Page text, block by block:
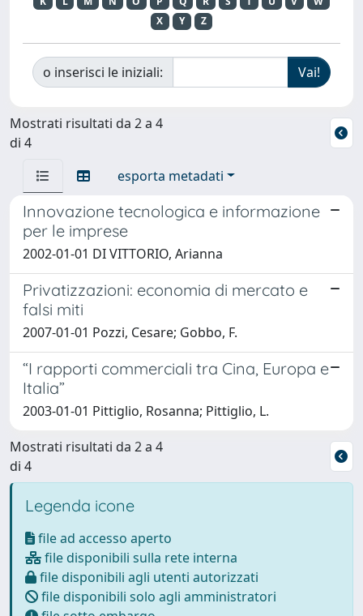
X
Y Z
o inserisci le iniziali:
Mostrati risultati da 2 a 4
di 4
esporta metadati
Innovazione tecnologica e informazione
per le imprese
2002-01-01 DI VITTORIO, Arianna
Privatizzazioni: economia di mercato e
falsi miti
2007-01-01 Pozzi, Cesare; Gobbo, F.
“I rapporti commerciali tra Cina, Europa e
Italia”
2003-01-01 Pittiglio, Rosanna; Pittiglio, L.
Mostrati risultati da 2 a 4
di 4
Legenda icone
file ad accesso aperto
file disponibili sulla rete interna
file disponibili agli utenti autorizzati
file disponibili solo agli amministratori